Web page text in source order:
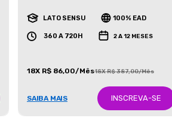
LATO SENSU 100% EAD
360 A 720H 2 A 12 MESES
18X R$ 86,00/Mês18X R$ 387,00/Mês
SAIBA MAIS INSCREVA-SE